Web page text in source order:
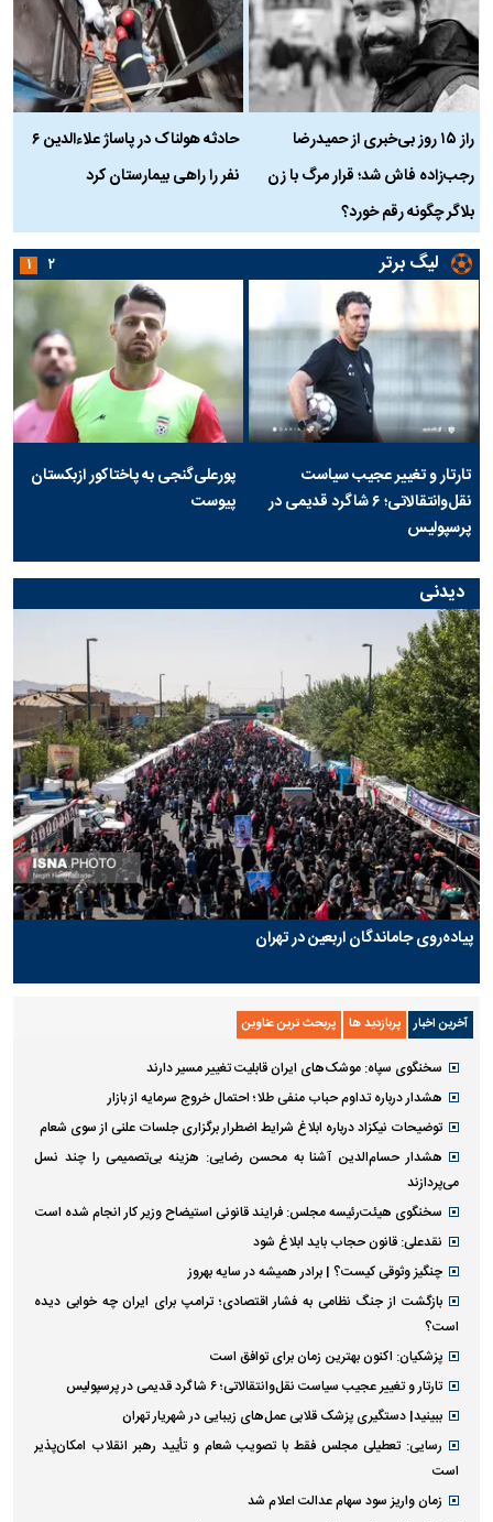
راز ۱۵ روز بی‌خبری از حمیدرضا
رجب‌زاده فاش شد؛ قرار مرگ با زن
بلاگر چگونه رقم خورد؟
حادثه هولناک در پاساژ علاءالدین ۶
نفر را راهی بیمارستان کرد
لیگ برتر
تارتار و تغییر عجیب سیاست
نقل‌وانتقالاتی؛ ۶ شاگرد قدیمی در
پرسپولیس
پورعلی‌گنجی به پاختاکور ازبکستان
پیوست
۱ ۲
دیدنی
پیاده‌روی جاماندگان اربعین در تهران
آخرین اخبار پربازدید ها پربحث ترین عناوین
سخنگوی سپاه: موشک‌های ایران قابلیت تغییر مسیر دارند
هشدار درباره تداوم حباب منفی طلا؛ احتمال خروج سرمایه از بازار
توضیحات نیکزاد درباره ابلاغ شرایط اضطرار برگزاری جلسات علنی از سوی شعام
هشدار حسام‌الدین آشنا به محسن رضایی: هزینه بی‌تصمیمی را چند نسل
می‌پردازند
سخنگوی هیئت‌رئیسه مجلس: فرایند قانونی استیضاح وزیر کار انجام شده است
نقدعلی: قانون حجاب باید ابلاغ شود
چنگیز وثوقی کیست؟ | برادر همیشه در سایه بهروز
بازگشت از جنگ نظامی به فشار اقتصادی؛ ترامپ برای ایران چه خوابی دیده
است؟
پزشکیان: اکنون بهترین زمان برای توافق است
تارتار و تغییر عجیب سیاست نقل‌وانتقالاتی؛ ۶ شاگرد قدیمی در پرسپولیس
ببینید| دستگیری پزشک قلابی عمل‌های زیبایی در شهریار تهران
رسایی: تعطیلی مجلس فقط با تصویب شعام و تأیید رهبر انقلاب امکان‌پذیر
است
زمان واریز سود سهام عدالت اعلام شد